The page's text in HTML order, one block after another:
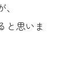
と思いま